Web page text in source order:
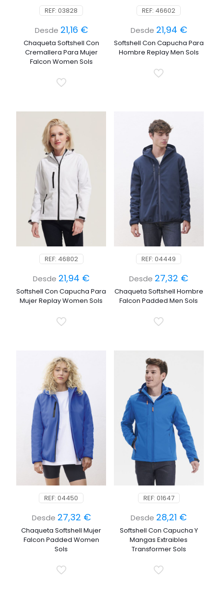
REF: 03828
Desde 21,16 €
Chaqueta Softshell Con
Cremallera Para Mujer
Falcon Women Sols
REF: 46602
Desde 21,94 €
Softshell Con Capucha Para
Hombre Replay Men Sols
REF: 46802
Desde 21,94 €
Softshell Con Capucha Para
Mujer Replay Women Sols
REF: 04449
Desde 27,32 €
Chaqueta Softshell Hombre
Falcon Padded Men Sols
REF: 04450
Desde 27,32 €
Chaqueta Softshell Mujer
Falcon Padded Women
Sols
REF: 01647
Desde 28,21 €
Softshell Con Capucha Y
Mangas Extraibles
Transformer Sols